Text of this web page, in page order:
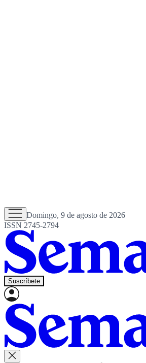
Domingo, 9 de agosto de 2026
ISSN 2745-2794
Suscríbete